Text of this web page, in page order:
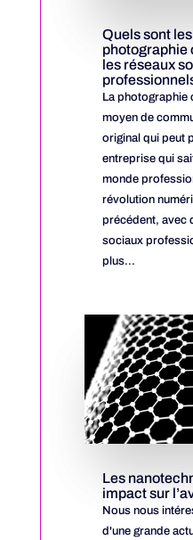
Quels sont
photographie
les réseaux
La photographie
moyen de
original qui peut
entreprise qui
monde
révolution
précédent, avec
sociaux
plus...
Les
impact sur
Nous nous
d'une grande